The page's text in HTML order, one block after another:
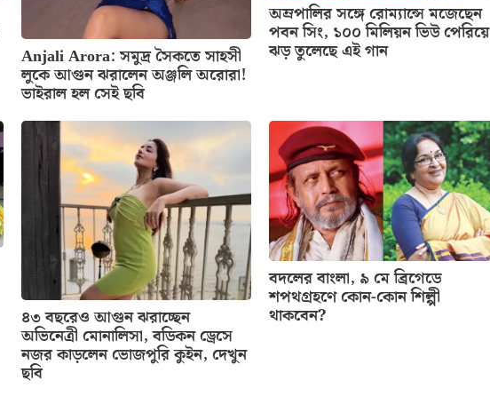
Anjali Arora: সমুদ্র সৈকতে সাহসী
লুকে আগুন ঝরালেন অঞ্জলি অরোরা!
ভাইরাল হল সেই ছবি
অম্রপালির সঙ্গে রোম্যান্সে মজেছেন
পবন সিং, ১০০ মিলিয়ন ভিউ পেরিয়ে
ঝড় তুলেছে এই গান
৪৩ বছরেও আগুন ঝরাচ্ছেন
অভিনেত্রী মোনালিসা, বডিকন ড্রেসে
নজর কাড়লেন ভোজপুরি কুইন, দেখুন
ছবি
বদলের বাংলা, ৯ মে ব্রিগেডে
শপথগ্রহণে কোন-কোন শিল্পী
থাকবেন?